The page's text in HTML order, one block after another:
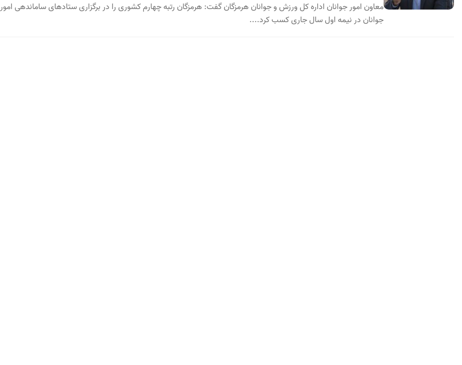
معاون امور جوانان اداره کل ورزش و جوانان هرمزگان گفت: هرمزگان رتبه چهارم کشوری را در برگزاری ستادهای ساماندهی امور
جوانان در نیمه اول سال جاری کسب کرد....